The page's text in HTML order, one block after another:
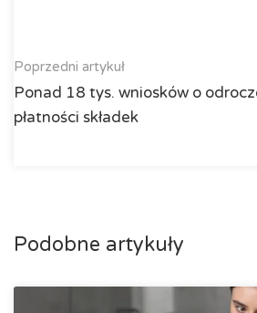
Poprzedni artykuł
Ponad 18 tys. wniosków o
płatności składek
Podobne artykuły